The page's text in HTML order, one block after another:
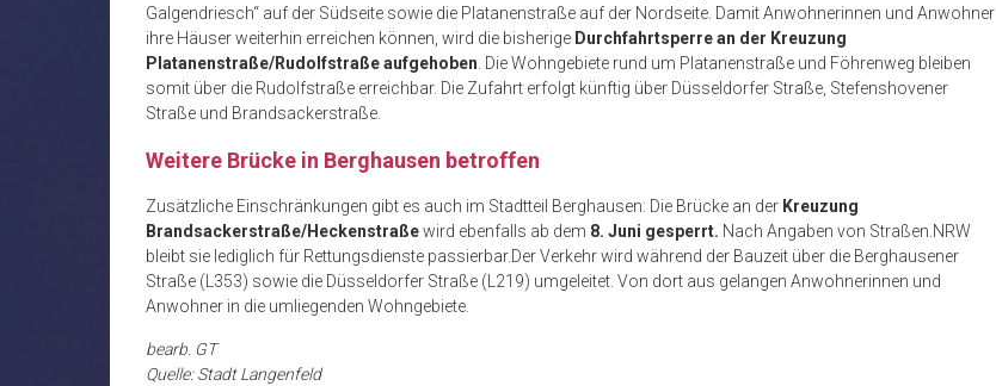
Galgendriesch“ auf der Südseite sowie die Platanenstraße auf der Nordseite. Damit Anwohnerinnen und Anwohner
ihre Häuser weiterhin erreichen können, wird die bisherige Durchfahrtsperre an der Kreuzung
Platanenstraße/Rudolfstraße aufgehoben. Die Wohngebiete rund um Platanenstraße und Föhrenweg bleiben
somit über die Rudolfstraße erreichbar. Die Zufahrt erfolgt künftig über Düsseldorfer Straße, Stefenshovener
Straße und Brandsackerstraße.
Weitere Brücke in Berghausen betroffen
Zusätzliche Einschränkungen gibt es auch im Stadtteil Berghausen: Die Brücke an der Kreuzung
Brandsackerstraße/Heckenstraßewird ebenfalls ab dem 8. Juni gesperrt. Nach Angaben von Straßen.NRW
bleibt sie lediglich für Rettungsdienste passierbar.Der Verkehr wird während der Bauzeit über die Berghausener
Straße (L353) sowie die Düsseldorfer Straße (L219) umgeleitet. Von dort aus gelangen Anwohnerinnen und
Anwohner in die umliegenden Wohngebiete.
bearb. GT
Quelle: Stadt Langenfeld